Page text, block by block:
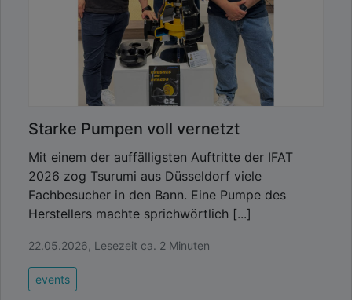
Starke Pumpen voll vernetzt
Mit einem der auffälligsten Auftritte der IFAT
2026 zog Tsurumi aus Düsseldorf viele
Fachbesucher in den Bann. Eine Pumpe des
Herstellers machte sprichwörtlich [...]
22.05.2026, Lesezeit ca. 2 Minuten
events